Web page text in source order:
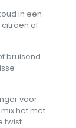
in een
of
bruisend
voor
het met
twist.